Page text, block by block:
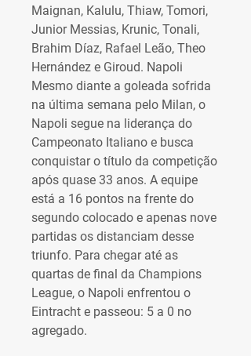
Maignan, Kalulu, Thiaw, Tomori,
Junior Messias, Krunic, Tonali,
Brahim Díaz, Rafael Leão, Theo
Hernández e Giroud. Napoli
Mesmo diante a goleada sofrida
na última semana pelo Milan, o
Napoli segue na liderança do
Campeonato Italiano e busca
conquistar o título da competição
após quase 33 anos. A equipe
está a 16 pontos na frente do
segundo colocado e apenas nove
partidas os distanciam desse
triunfo. Para chegar até as
quartas de final da Champions
League, o Napoli enfrentou o
Eintracht e passeou: 5 a 0 no
agregado.